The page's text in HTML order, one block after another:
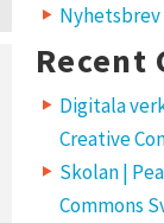
Nyhetsbrev
Recent
Digitala
Creative
Skolan |
Commons